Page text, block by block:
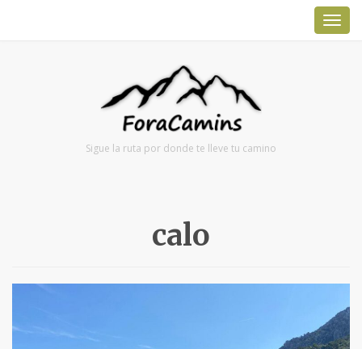
Sigue la ruta por donde te lleve tu camino
calo